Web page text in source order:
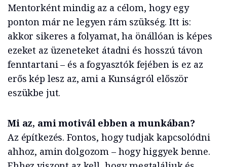
Mentorként mindig az a célom, hogy egy
ponton már ne legyen rám szükség. Itt is:
akkor sikeres a folyamat, ha önállóan is képes
ezeket az üzeneteket átadni és hosszú távon
fenntartani – és a fogyasztók fejében is ez az
erős kép lesz az, ami a Kunságról először
eszükbe jut.
Mi az, ami motivál ebben a munkában?
Az építkezés. Fontos, hogy tudjak kapcsolódni
ahhoz, amin dolgozom – hogy higgyek benne.